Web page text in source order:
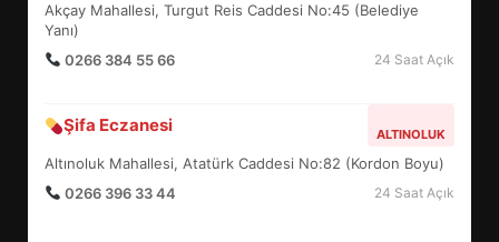
Akçay Mahallesi, Turgut Reis Caddesi No:45 (Belediye
Yanı)
0266 384 55 66
24 Saat Açık
Şifa Eczanesi ALTINOLUK
Altınoluk Mahallesi, Atatürk Caddesi No:82 (Kordon Boyu)
0266 396 33 44
24 Saat Açık
6
7
YENİ YÖNETİM NASIL
ŞEKİLLENDİ?